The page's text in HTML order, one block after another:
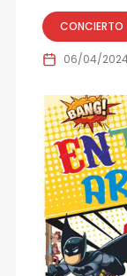
CONCIERTO
06/04/